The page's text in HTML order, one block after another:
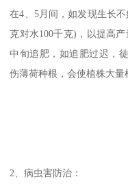
在4、5月间，如发现生长
克对水100千克)，以提高
中旬追肥，如追肥过迟，
伤薄荷种根，会使植株大量
2、病虫害防治：